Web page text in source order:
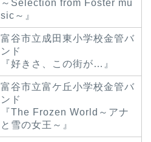
～Selection from Foster mu
sic～』
富谷市立成田東小学校金管バ
ンド
『好きさ、この街が…』
富谷市立富ケ丘小学校金管バ
ンド
『The Frozen World～アナ
と雪の女王～』